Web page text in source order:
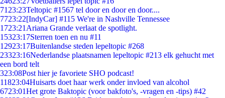
71 23:23Teltopic #1567 tel door en door en door....
7723:22[IndyCar] #115 We're in Nashville Tennessee
1723:21 Ariana Grande verlaat de spotlight.
15323:17Sterren toen en nu #11
12923:17Buitenlandse steden lepeltopic #268
23323:16Nederlandse plaatsnamen lepeltopic #213 elk gehucht met
een bord telt
323:08Post hier je favoriete SHO podcast!
11823:04Huisarts doet haar werk onder invloed van alcohol
6723:01Het grote Baktopic (voor bakfoto's, -vragen en -tips) #42